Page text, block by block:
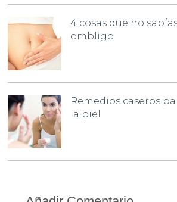
4 cosas que no
ombligo
Remedios caseros
la piel